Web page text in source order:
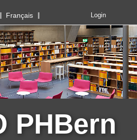
Français Login
PHBern